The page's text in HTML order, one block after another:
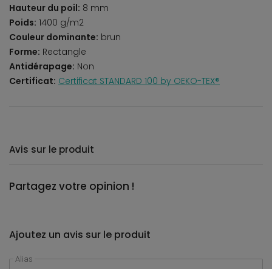
Hauteur du poil: 8 mm
Poids: 1400 g/m2
Couleur dominante: brun
Forme: Rectangle
Antidérapage: Non
Certificat: Certificat STANDARD 100 by OEKO-TEX®
Avis sur le produit
Partagez votre opinion !
Ajoutez un avis sur le produit
Alias